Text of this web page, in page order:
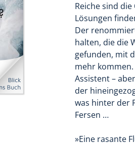
Reiche sind
Lösungen
Der
halten, die die
gefunden, mit
mehr
Assistent –
der
was hinter der
Fersen …
»Eine rasante